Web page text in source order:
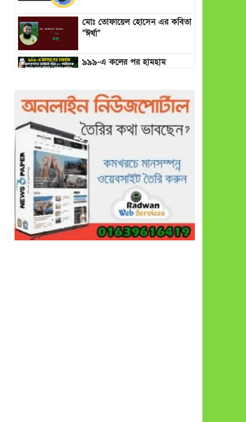
মোঃ তোফায়েল হোসেন এর কবিতা
“ঈর্ষা”
৯৯৯-এ কলের পর হামহাম
ফায়ার সার্ভিস
গাছ না কেটে আমাদের পুড়িয়ে
মারলে ভালো হতো’: বন বিভাগের
নিষ্ঠুরতায় নিঃস্ব কৃষক